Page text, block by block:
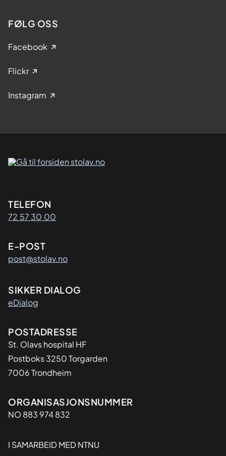
FØLG OSS
Facebook
Flickr
Instagram
Kontaktinformasjon
TELEFON
72 57 30 00
E-POST
post@stolav.no
SIKKER DIALOG
eDialog
Adresse
POSTADRESSE
St. Olavs hospital HF
Postboks 3250 Torgarden
7006 Trondheim
Organisasjon
ORGANISASJONSNUMMER
NO 883 974 832
I SAMARBEID MED NTNU